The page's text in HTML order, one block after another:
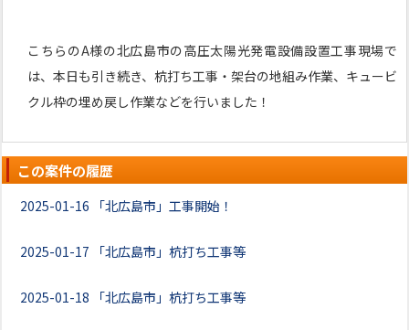
こちらのA様の北広島市の高圧太陽光発電設備設置工事現場で
は、本日も引き続き、杭打ち工事・架台の地組み作業、キュービ
クル枠の埋め戻し作業などを行いました！
この案件の履歴
2025-01-16 「北広島市」工事開始！
2025-01-17 「北広島市」杭打ち工事等
2025-01-18 「北広島市」杭打ち工事等